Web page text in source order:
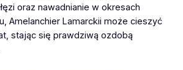
oraz nawadnianie w okresach
Amelanchier Lamarckii może cieszyć
stając się prawdziwą ozdobą